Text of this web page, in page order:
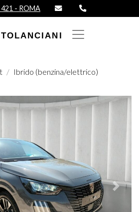
421 - ROMA
Ibrido (benzina/elettrico)